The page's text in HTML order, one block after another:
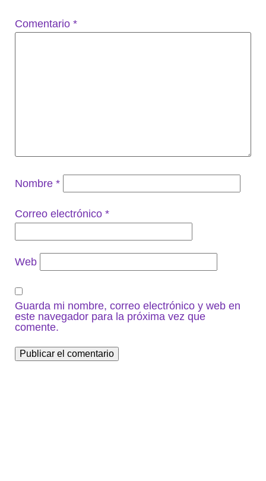
Comentario *
Nombre *
Correo electrónico *
Web
Guarda mi nombre, correo electrónico y web en
este navegador para la próxima vez que
comente.